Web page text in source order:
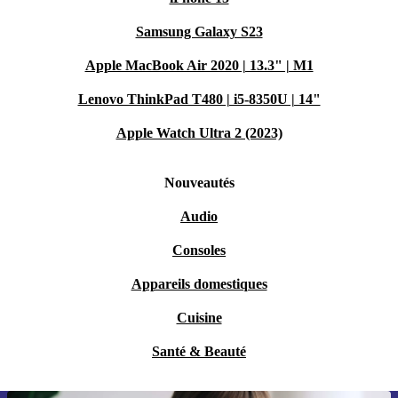
Samsung Galaxy S23
Apple MacBook Air 2020 | 13.3" | M1
Lenovo ThinkPad T480 | i5-8350U | 14"
Apple Watch Ultra 2 (2023)
Nouveautés
Audio
Consoles
Appareils domestiques
Cuisine
Santé & Beauté